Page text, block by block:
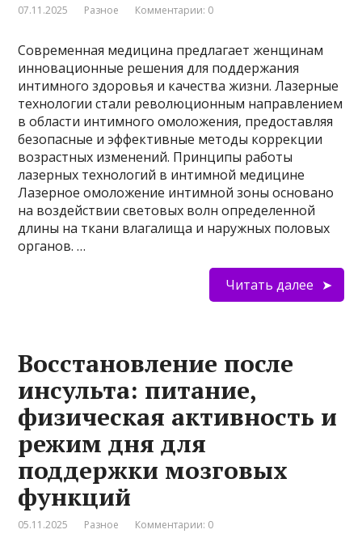
07.11.2025 Разное Комментарии: 0
Современная медицина предлагает женщинам
инновационные решения для поддержания
интимного здоровья и качества жизни. Лазерные
технологии стали революционным направлением
в области интимного омоложения, предоставляя
безопасные и эффективные методы коррекции
возрастных изменений. Принципы работы
лазерных технологий в интимной медицине
Лазерное омоложение интимной зоны основано
на воздействии световых волн определенной
длины на ткани влагалища и наружных половых
органов. …
Читать далее
Восстановление после
инсульта: питание,
физическая активность и
режим дня для
поддержки мозговых
функций
05.11.2025 Разное Комментарии: 0